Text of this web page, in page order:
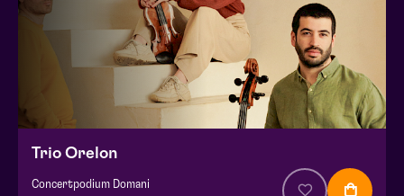
Trio Orelon
Concertpodium Domani